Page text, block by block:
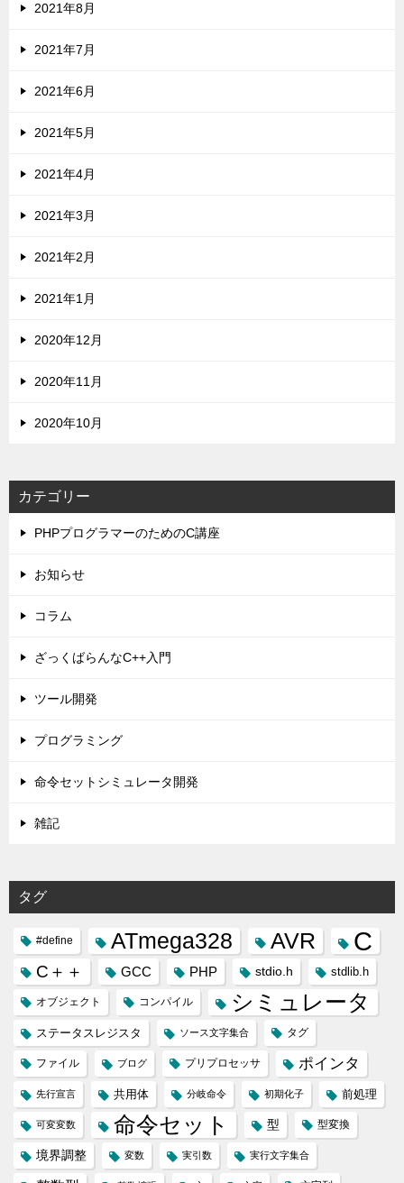
2021年8月
2021年7月
2021年6月
2021年5月
2021年4月
2021年3月
2021年2月
2021年1月
2020年12月
2020年11月
2020年10月
カテゴリー
PHPプログラマーのためのC講座
お知らせ
コラム
ざっくばらんなC++入門
ツール開発
プログラミング
命令セットシミュレータ開発
雑記
タグ
#define ATmega328 AVR C
C＋＋ GCC PHP stdio.h stdlib.h
オブジェクト コンパイル シミュレータ
ステータスレジスタ ソース文字集合 タグ
ファイル ブログ プリプロセッサ ポインタ
先行宣言 共用体 分岐命令 初期化子 前処理
可変変数 命令セット 型 型変換
境界調整 変数 実引数 実行文字集合